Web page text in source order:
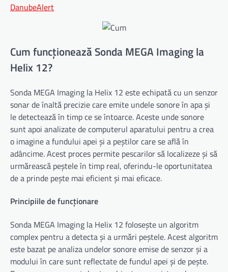
DanubeAlert
Cum funcționează Sonda MEGA Imaging la
Helix 12?
Sonda MEGA Imaging la Helix 12 este echipată cu un senzor
sonar de înaltă precizie care emite undele sonore în apa și
le detectează în timp ce se întoarce. Aceste unde sonore
sunt apoi analizate de computerul aparatului pentru a crea
o imagine a fundului apei și a peștilor care se află în
adâncime. Acest proces permite pescarilor să localizeze și să
urmărească peștele în timp real, oferindu-le oportunitatea
de a prinde pește mai eficient și mai eficace.
Principiile de funcționare
Sonda MEGA Imaging la Helix 12 folosește un algoritm
complex pentru a detecta și a urmări peștele. Acest algoritm
este bazat pe analiza undelor sonore emise de senzor și a
modului în care sunt reflectate de fundul apei și de pește.